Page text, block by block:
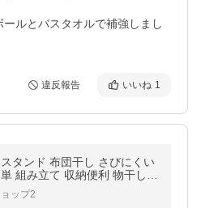
ルとバスタオルで補強しまし
違反報告 いいね 1
タンド 布団干し さびにくい
組み立て 収納便利 物干しス
み 左右伸縮 ベランダ 屋外物
新生活
ップ2